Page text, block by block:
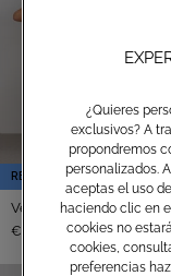
REBAJAS
Vestido Largo
€ 99,00 € 149,00 -34%
¿Quieres
exclusivos? A
propondremos
personalizados.
aceptas el uso
haciendo clic en
cookies no
cookies,
preferencias